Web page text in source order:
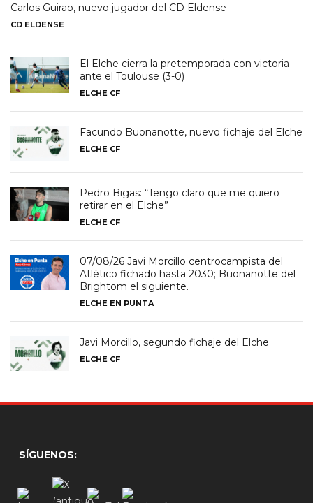
Carlos Guirao, nuevo jugador del CD Eldense
CD ELDENSE
El Elche cierra la pretemporada con victoria
ante el Toulouse (3-0)
ELCHE CF
Facundo Buonanotte, nuevo fichaje del Elche
ELCHE CF
Pedro Bigas: “Tengo claro que me quiero
retirar en el Elche”
ELCHE CF
07/08/26 Javi Morcillo centrocampista del
Atlético fichado hasta 2030; Buonanotte del
Brightom el siguiente.
ELCHE EN PUNTA
Javi Morcillo, segundo fichaje del Elche
ELCHE CF
SÍGUENOS: